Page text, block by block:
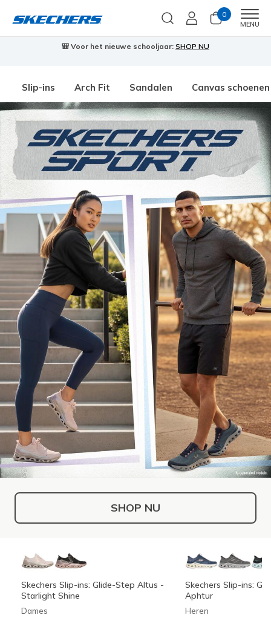
0
MENU
🎒 Voor het nieuwe schooljaar: SHOP NU
Slip-ins Arch Fit Sandalen Canvas schoenen
SHOP NU
Skechers Slip-ins: Glide-Step Altus -
Starlight Shine
Dames
Skechers Slip-ins:
Aphtur
Heren